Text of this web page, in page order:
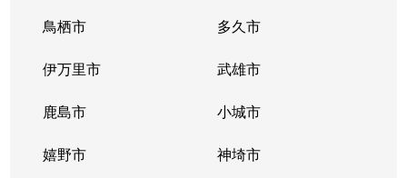
鳥栖市 多久市
伊万里市 武雄市
鹿島市 小城市
嬉野市 神埼市